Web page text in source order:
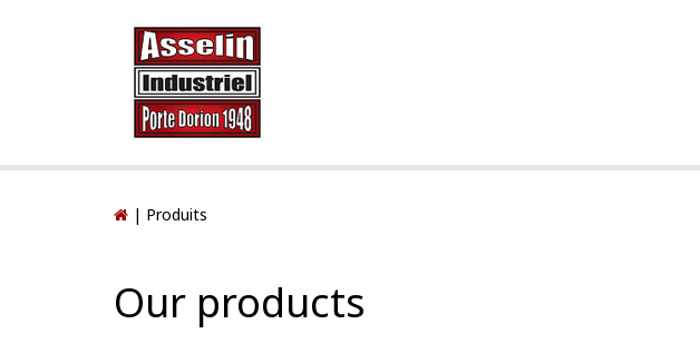
| Produits
Our products